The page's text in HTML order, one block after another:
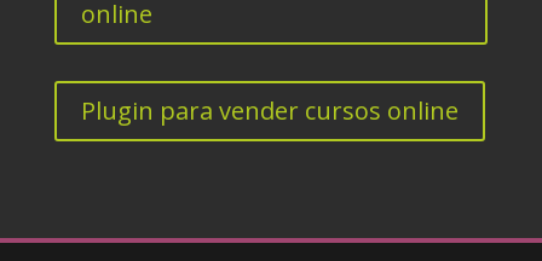
online
Plugin para vender cursos online